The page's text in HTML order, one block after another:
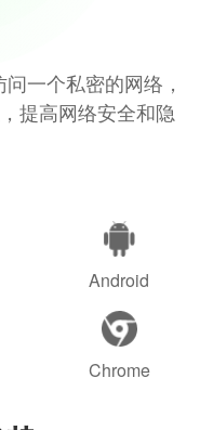
一个私密的网络，
提高网络安全和隐
Android
Chrome